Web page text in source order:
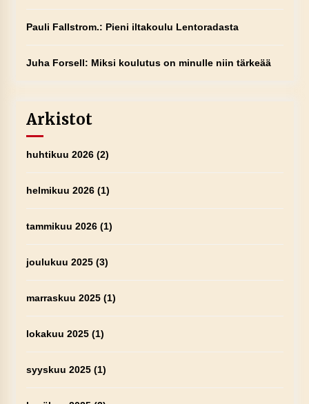
Pauli Fallstrom.: Pieni iltakoulu Lentoradasta
Juha Forsell: Miksi koulutus on minulle niin tärkeää
Arkistot
huhtikuu 2026(2)
helmikuu 2026(1)
tammikuu 2026(1)
joulukuu 2025(3)
marraskuu 2025(1)
lokakuu 2025(1)
syyskuu 2025(1)